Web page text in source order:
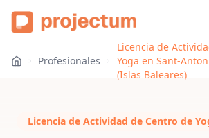
Profesionales
Licencia de
Yoga en Sant-
(Islas Baleares)
Licencia de Actividad de Centro de